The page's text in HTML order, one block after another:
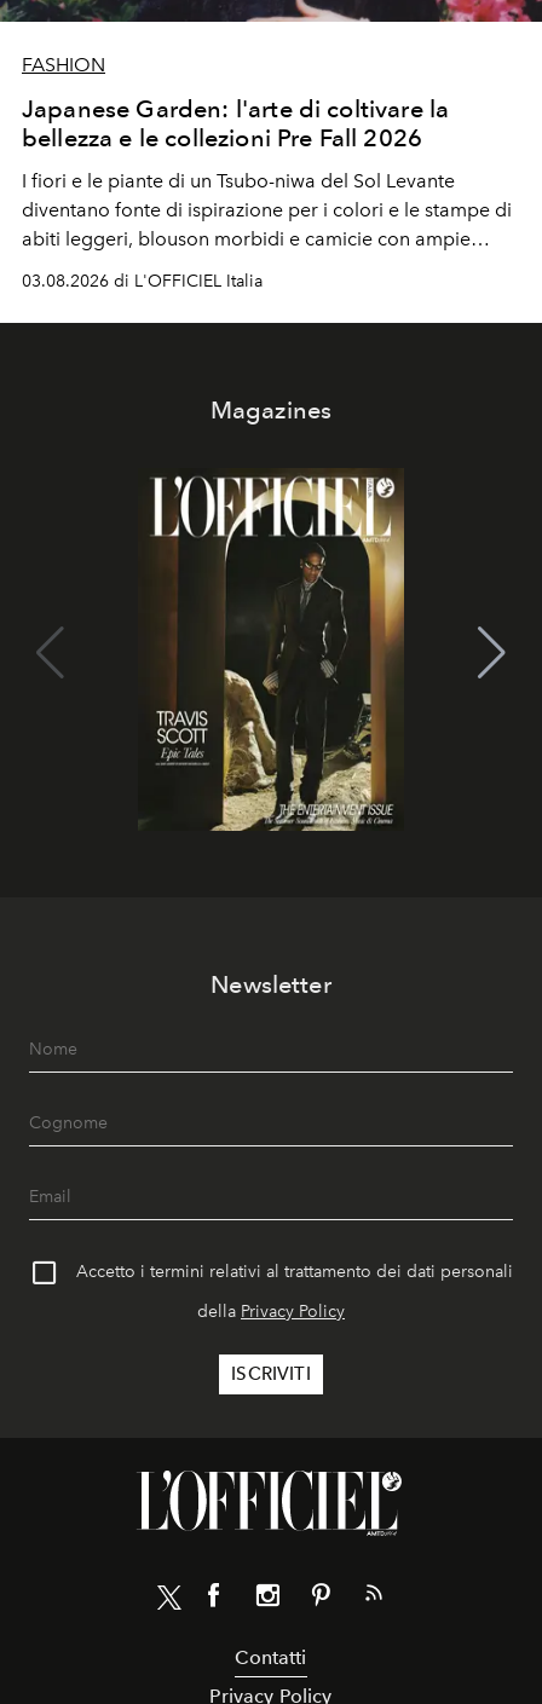
FASHION
Japanese Garden: l'arte di coltivare la
bellezza e le collezioni Pre Fall 2026
I fiori e le piante di un Tsubo-niwa del Sol Levante
diventano fonte di ispirazione per i colori e le stampe di
abiti leggeri, blouson morbidi e camicie con ampie
03.08.2026 di L'OFFICIEL Italia
Magazines
Newsletter
Accetto i termini relativi al trattamento dei dati personali
della Privacy Policy
Contatti
Privacy Policy